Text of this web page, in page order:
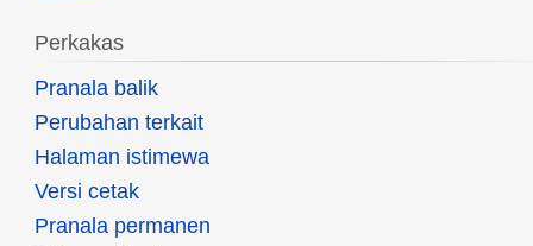
Perkakas
Pranala balik
Perubahan terkait
Halaman istimewa
Versi cetak
Pranala permanen